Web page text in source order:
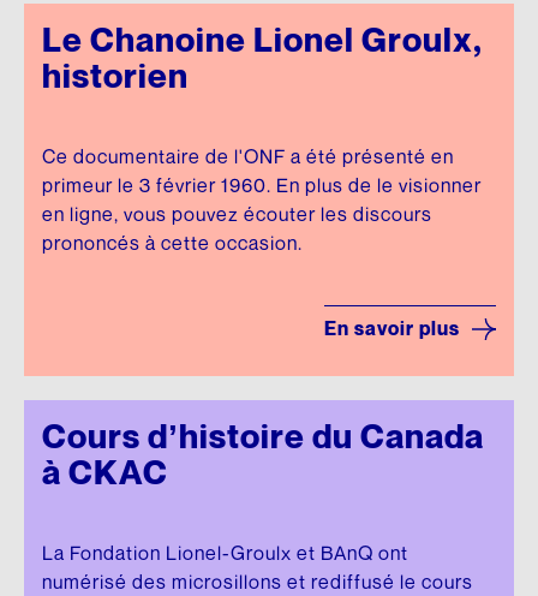
Le Chanoine Lionel Groulx,
historien
Ce documentaire de l'ONF a été présenté en
primeur le 3 février 1960. En plus de le visionner
en ligne, vous pouvez écouter les discours
prononcés à cette occasion.
En savoir plus
Cours d’histoire du Canada
à CKAC
La Fondation Lionel-Groulx et BAnQ ont
numérisé des microsillons et rediffusé le cours